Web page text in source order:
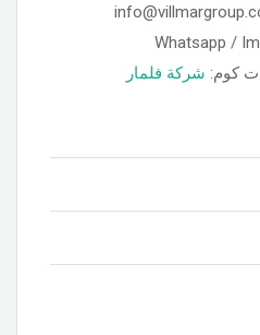
Whatsapp /
كوم: شركة فلمار